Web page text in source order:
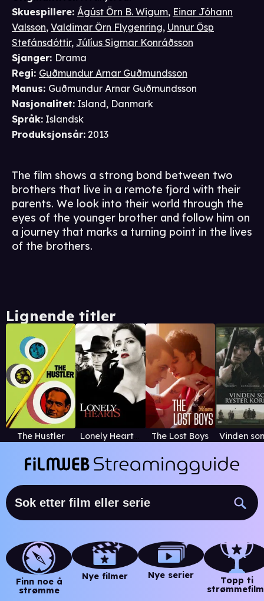
Skuespillere: Ágúst Örn B. Wigum, Einar Jóhann
Valsson, Valdimar Örn Flygenring, Unnur Ösp
Stefánsdóttir, Júlíus Sigmar Konráðsson
Sjanger: Drama
Regi: Guðmundur Arnar Guðmundsson
Manus: Guðmundur Arnar Guðmundsson
Nasjonalitet: Island, Danmark
Språk: Islandsk
Produksjonsår: 2013
The film shows a strong bond between two
brothers that live in a remote fjord with their
parents. We look into their world through the
eyes of the younger brother and follow him on
a journey that marks a turning point in the lives
of the brothers.
Lignende titler
The Hustler Lonely Hearts Killers The Lost Boys
Finn noe å
strømme
Nye filmer Nye serier
Topp ti